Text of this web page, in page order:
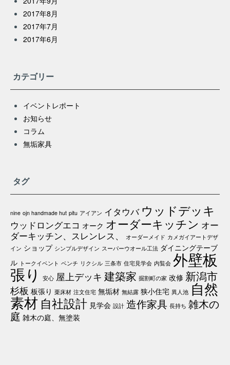
2017年8月
2017年7月
2017年6月
カテゴリー
イベントレポート
お知らせ
コラム
無垢家具
タグ
nine ojn handmade hut pitu アイアン イタウバ ウッドデッキ
ウッドロングエコ オーク オーダーキッチン オー
ダーキッチン、スレンレス、
オーダーメイド カメガイアートデザ
イン ショップ シンプルデザイン スーパーウオール工法 ダイニングテーブ
ル トークイベント ベンチ リクシル 三条市 住宅見学会 内覧会 外壁板
張り 安心 屋上デッキ 建築家 掘割町の家 改修 新潟市
杉板 板張り 栗床材 注文住宅 無垢材 無結露 狭小住宅 異人池 自然
素材 自社設計 見学会 設計 造作家具 長持ち 雑木の
庭 雑木の庭、無塗装